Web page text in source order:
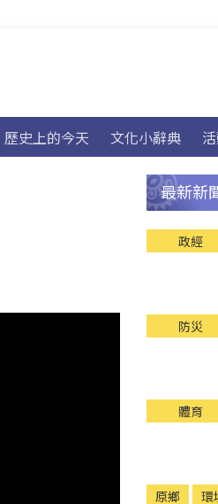
歷史上的今天 文化小辭典
最新新
政經
防災
體育
原鄉 環